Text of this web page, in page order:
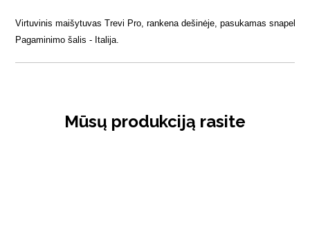
Virtuvinis maišytuvas Trevi Pro, rankena dešinėje, pasukamas
Pagaminimo šalis - Italija.
Mūsų produkciją rasite